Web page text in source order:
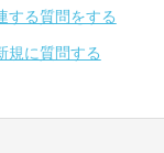
する質問をする
規に質問する